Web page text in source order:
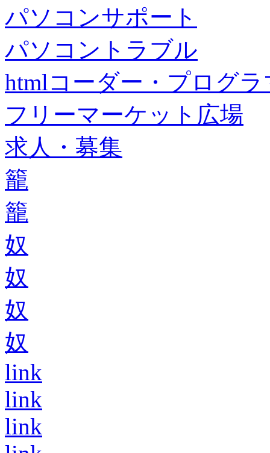
パソコンサポート
パソコントラブル
htmlコーダー・プログラ
フリーマーケット広場
求人・募集
籠
籠
奴
奴
奴
奴
link
link
link